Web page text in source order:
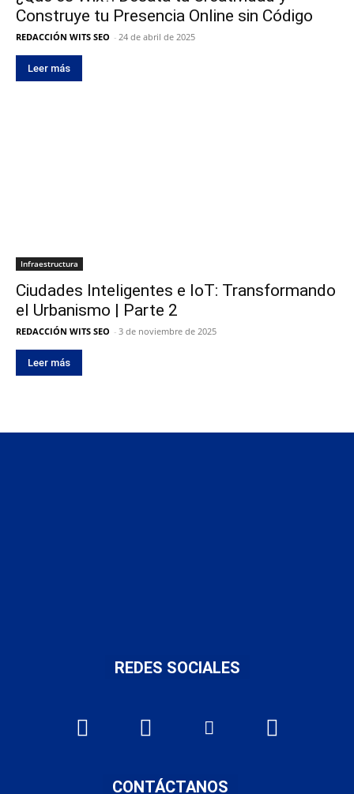
Construye tu Presencia Online sin Código
REDACCIÓN WITS SEO - 24 de abril de 2025
Leer más
Infraestructura
Ciudades Inteligentes e IoT: Transformando
el Urbanismo | Parte 2
REDACCIÓN WITS SEO - 3 de noviembre de 2025
Leer más
REDES SOCIALES
CONTÁCTANOS